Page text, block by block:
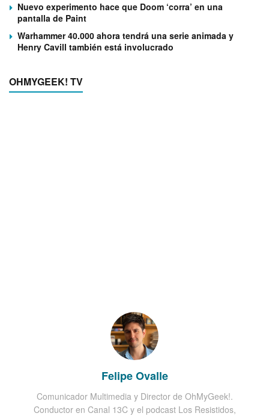
Nuevo experimento hace que Doom ‘corra’ en una
pantalla de Paint
Warhammer 40.000 ahora tendrá una serie animada y
Henry Cavill también está involucrado
OHMYGEEK! TV
Felipe Ovalle
Comunicador Multimedia y Director de OhMyGeek!.
Conductor en Canal 13C y el podcast Los Resistidos,